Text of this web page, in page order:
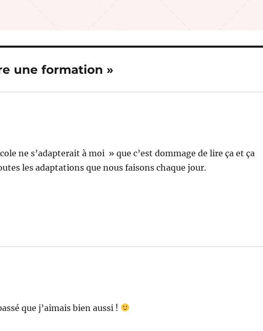
une formation »
ne s’adapterait à moi » que c’est dommage de lire ça et ça
les adaptations que nous faisons chaque jour.
que j’aimais bien aussi !